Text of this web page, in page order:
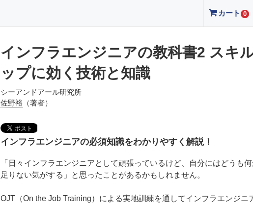
カート 0
インフラエンジニアの教科書2 スキ
ップに効く技術と知識
シーアンドアール研究所
佐野裕 （著者）
インフラエンジニアの必須知識をわかりやすく解説！
「日々インフラエンジニアとして頑張っているけど、自分にはどうも
足りない気がする」と思ったことがあるかもしれません。
OJT（On the Job Training）による実地訓練を通してインフラエンジニ